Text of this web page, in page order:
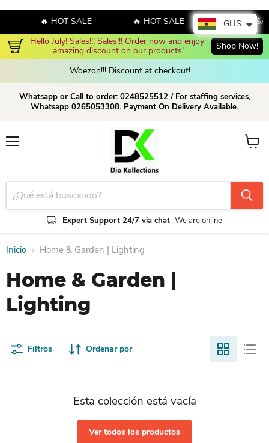
🔥 HOT SALE 🔥 HOT SALE
🔥 HOT
Hello July! Sales!!! Sales!!! Order now and enjoy
amazing discount on our products!
Shop Now!
Woezon!!! Discount at checkout!
Whatsapp or Call to order: 0248525512 / For staffing services,
Whatsapp 0265053308. Payment On Delivery Available.
Expert Support 24/7 via chat We are online
Ver
Inicio Home & Garden | Lighting
Home & Garden |
Lighting
Filtros Ordenar por
Esta colección está vacía
Ver todos los productos
GHS